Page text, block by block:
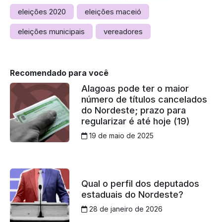
eleições 2020 eleições maceió
eleições municipais vereadores
Recomendado para você
Alagoas pode ter o maior
número de títulos cancelados
do Nordeste; prazo para
regularizar é até hoje (19)
19 de maio de 2025
Qual o perfil dos deputados
estaduais do Nordeste?
28 de janeiro de 2026